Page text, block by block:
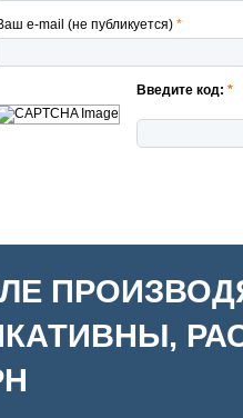
e-mail (не публикуется) *
Введите код: *